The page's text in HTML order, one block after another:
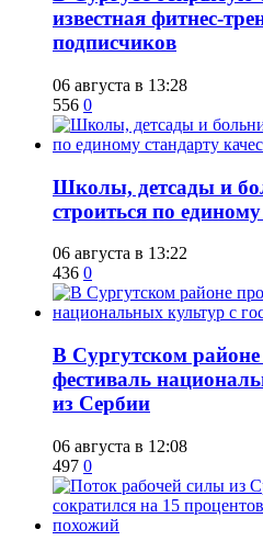
известная фитнес-
подписчиков
06 августа в 13:28
556 0
Школы, детсады и
строиться по
06 августа в 13:22
436 0
В Сургутском
фестиваль
из Сербии
06 августа в 12:08
497 0